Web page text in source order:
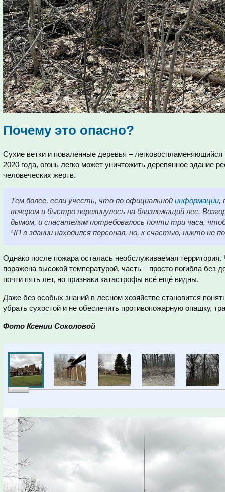
Почему это опасно?
Сухие ветки и поваленные деревья –
2020 года, огонь легко может уничтожить деревянное здание
человеческих жертв.
Тем более, если учесть, что по официальной информации,
вечером и быстро перекинулось на близлежащий лес.
дымом, и спасателям потребовалось почти три часа,
ЧП в здании находился персонал, но, к счастью, никто не
Однако после пожара осталась необслуживаемая
поражена высокой температурой, часть – просто погибла без
почти пять лет, но признаки катастрофы всё ещё видны.
Даже без особых знаний в лесном хозяйстве становится
убрать сухостой и не обеспечить противопожарную опашку,
Фото Ксении Соколовой